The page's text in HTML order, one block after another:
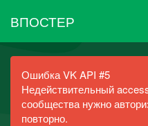
ВПОСТЕР
Ошибка VK API #5
Недействительный
сообщества нужно
повторно.